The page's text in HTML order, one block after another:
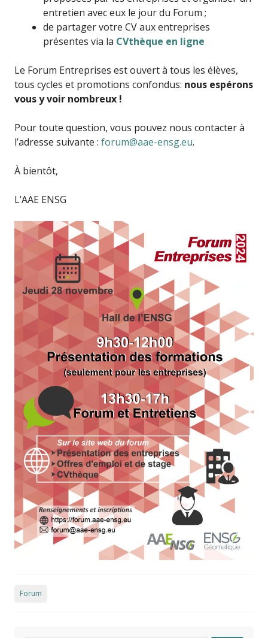
entretien avec eux le jour du Forum ;
de partager votre CV aux entreprises
présentes via la CVthèque en ligne
Le Forum Entreprises est ouvert à tous les élèves,
tous cycles et promotions confondus: nous espérons
vous y voir nombreux !
Pour toute question, vous pouvez nous contacter à
l’adresse suivante : forum@aae-ensg.eu.
À bientôt,
L’AAE ENSG
Forum